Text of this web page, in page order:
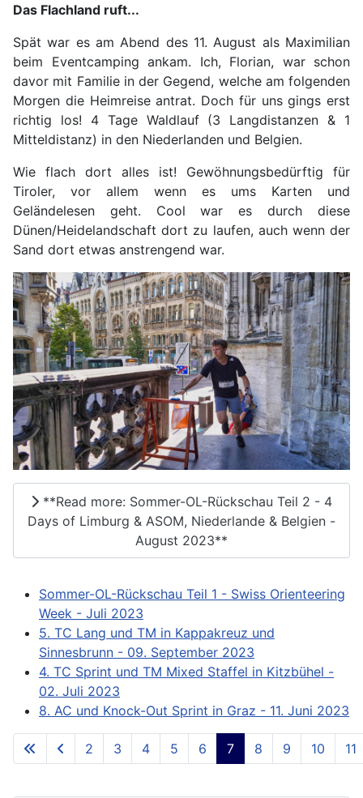
Das Flachland ruft...
Spät war es am Abend des 11. August als Maximilian
beim Eventcamping ankam. Ich, Florian, war schon
davor mit Familie in der Gegend, welche am folgenden
Morgen die Heimreise antrat. Doch für uns gings erst
richtig los! 4 Tage Waldlauf (3 Langdistanzen & 1
Mitteldistanz) in den Niederlanden und Belgien.
Wie flach dort alles ist! Gewöhnungsbedürftig für
Tiroler, vor allem wenn es ums Karten und
Geländelesen geht. Cool war es durch diese
Dünen/Heidelandschaft dort zu laufen, auch wenn der
Sand dort etwas anstrengend war.
**Read more: Sommer-OL-Rückschau Teil 2 - 4
Days of Limburg & ASOM, Niederlande & Belgien -
August 2023**
Sommer-OL-Rückschau Teil 1 - Swiss Orienteering
Week - Juli 2023
5. TC Lang und TM in Kappakreuz und
Sinnesbrunn - 09. September 2023
4. TC Sprint und TM Mixed Staffel in Kitzbühel -
02. Juli 2023
8. AC und Knock-Out Sprint in Graz - 11. Juni 2023
**Page 7 of 73**
2 3 4 5 6 7 8 9 10 11